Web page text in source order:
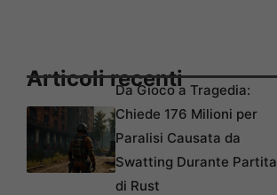
Articoli recentiDa Gioco a Tragedia:
Chiede 176 Milioni per
Paralisi Causata da
Swatting Durante Partita
di Rust